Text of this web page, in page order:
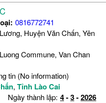
0816772741
Huyện Văn Chấn, Yên
Commune, Van Chan
tin (No information)
, Tỉnh Lào Cai
Ngày thành lập: 4-3-2026